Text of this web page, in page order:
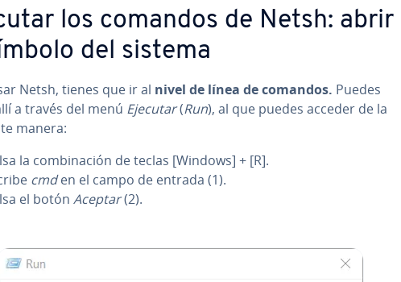
los comandos de Netsh: abrir
del sistema
Netsh, tienes que ir al nivel de línea de comandos. Puedes
a través del menú Ejecutar(Run), al que puedes acceder de la
manera:
la co­m­bi­na­ción de teclas [Windows] + [R].
cmden el campo de entrada (1).
el botón Aceptar(2).